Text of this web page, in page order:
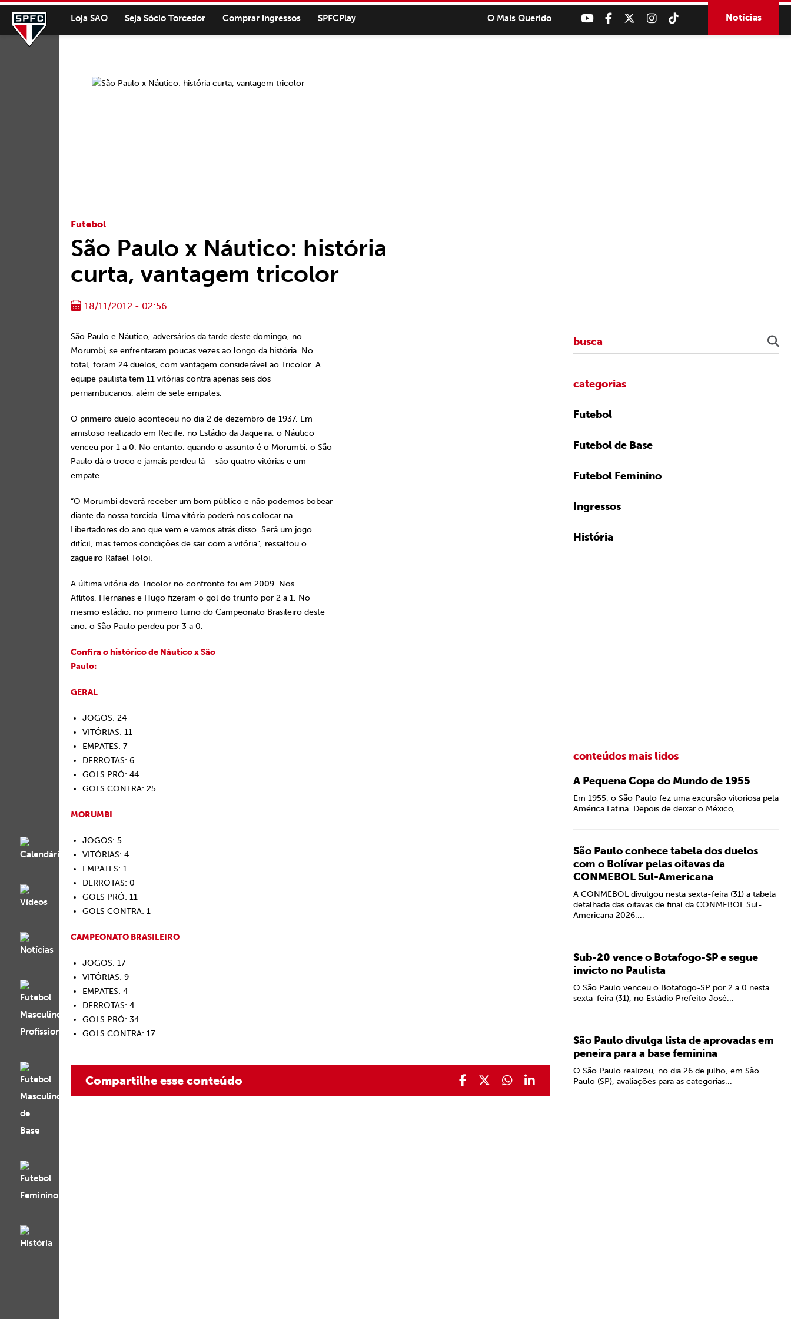
Loja SAO Seja Sócio Torcedor Comprar ingressos SPFCPlay O Mais Querido Notícias
Futebol
São Paulo x Náutico: história
curta, vantagem tricolor
18/11/2012 - 02:56
São Paulo e Náutico, adversários da tarde deste domingo, no
Morumbi, se enfrentaram poucas vezes ao longo da história. No
total, foram 24 duelos, com vantagem considerável ao Tricolor. A
equipe paulista tem 11 vitórias contra apenas seis dos
pernambucanos, além de sete empates.
O primeiro duelo aconteceu no dia 2 de dezembro de 1937. Em
amistoso realizado em Recife, no Estádio da Jaqueira, o Náutico
venceu por 1 a 0. No entanto, quando o assunto é o Morumbi, o São
Paulo dá o troco e jamais perdeu lá – são quatro vitórias e um
empate.
“O Morumbi deverá receber um bom público e não podemos bobear
diante da nossa torcida. Uma vitória poderá nos colocar na
Libertadores do ano que vem e vamos atrás disso. Será um jogo
difícil, mas temos condições de sair com a vitória”, ressaltou o
zagueiro Rafael Toloi.
A última vitória do Tricolor no confronto foi em 2009. Nos
Aflitos, Hernanes e Hugo fizeram o gol do triunfo por 2 a 1. No
mesmo estádio, no primeiro turno do Campeonato Brasileiro deste
ano, o São Paulo perdeu por 3 a 0.
Confira o histórico de Náutico x São
Paulo:
GERAL
JOGOS: 24
VITÓRIAS: 11
EMPATES: 7
DERROTAS: 6
GOLS PRÓ: 44
GOLS CONTRA: 25
MORUMBI
JOGOS: 5
VITÓRIAS: 4
EMPATES: 1
DERROTAS: 0
GOLS PRÓ: 11
GOLS CONTRA: 1
CAMPEONATO BRASILEIRO
JOGOS: 17
VITÓRIAS: 9
EMPATES: 4
DERROTAS: 4
GOLS PRÓ: 34
GOLS CONTRA: 17
Compartilhe esse conteúdo
categorias
Futebol
Futebol de Base
Futebol Feminino
Ingressos
História
conteúdos mais lidos
A Pequena Copa do Mundo de 1955
Em 1955, o São Paulo fez uma excursão vitoriosa pela
América Latina. Depois de deixar o México,...
São Paulo conhece tabela dos duelos
com o Bolívar pelas oitavas da
CONMEBOL Sul-Americana
A CONMEBOL divulgou nesta sexta-feira (31) a tabela
detalhada das oitavas de final da CONMEBOL Sul-
Americana 2026....
Sub-20 vence o Botafogo-SP e segue
invicto no Paulista
O São Paulo venceu o Botafogo-SP por 2 a 0 nesta
sexta-feira (31), no Estádio Prefeito José...
São Paulo divulga lista de aprovadas em
peneira para a base feminina
O São Paulo realizou, no dia 26 de julho, em São
Paulo (SP), avaliações para as categorias...